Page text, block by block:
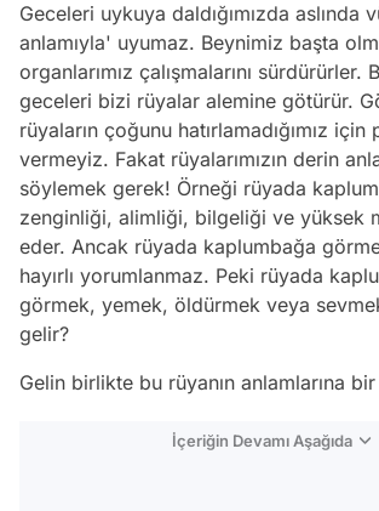
Geceleri uykuya daldığımızda aslında
anlamıyla' uyumaz. Beynimiz başta
organlarımız çalışmalarını sürdürürler.
geceleri bizi rüyalar alemine götürür.
rüyaların çoğunu hatırlamadığımız
vermeyiz. Fakat rüyalarımızın derin
söylemek gerek! Örneği rüyada
zenginliği, alimliği, bilgeliği ve yüksek
eder. Ancak rüyada kaplumbağa
hayırlı yorumlanmaz. Peki rüyada
görmek, yemek, öldürmek veya
gelir?
Gelin birlikte bu rüyanın anlamlarına bir
İçeriğin Devamı Aşağıda